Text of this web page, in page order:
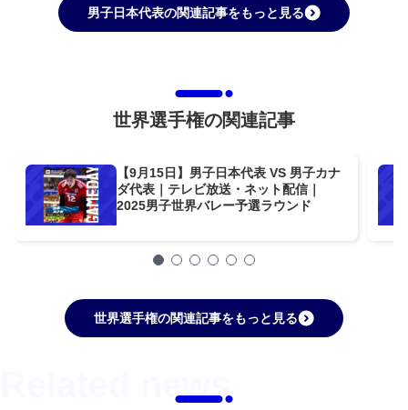
男子日本代表の関連記事をもっと見る
世界選手権の関連記事
【9月15日】男子日本代表 VS 男子カナ
ダ代表｜テレビ放送・ネット配信｜
2025男子世界バレー予選ラウンド
世界選手権の関連記事をもっと見る